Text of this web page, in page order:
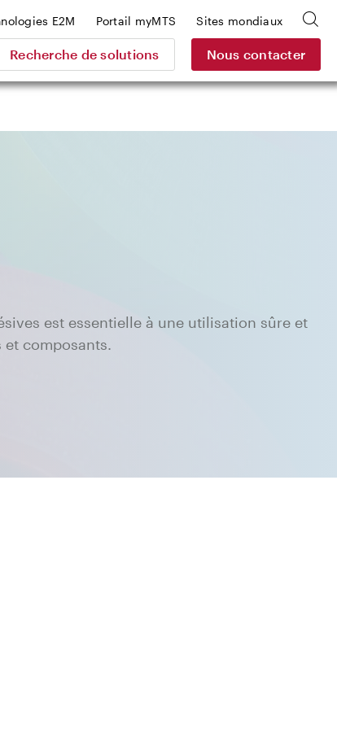
Recherche de solutions Nous contacter
E2M Portail myMTS Sites mondiaux
est essentielle à une utilisation sûre et
composants.